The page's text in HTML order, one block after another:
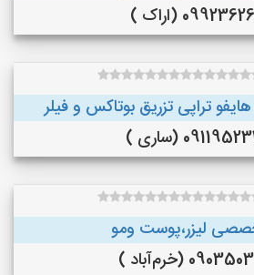
(اراک )
تراپی تزریق بوتاکس و فیلر
(ساری )
لیزر،پوست و‌مو
(خرم‌آباد )